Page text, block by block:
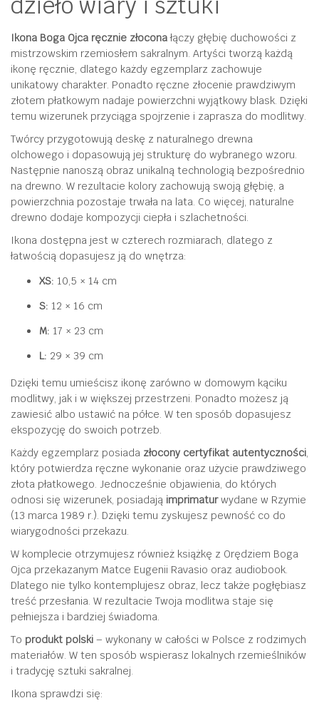
dzieci
(książka
+
CD)
Ikona Boga Ojca ręcznie złoconałączy głębię duchowości z
mistrzowskim rzemiosłem sakralnym. Artyści tworzą każdą
ikonę ręcznie, dlatego każdy egzemplarz zachowuje
unikatowy charakter. Ponadto ręczne złocenie prawdziwym
złotem płatkowym nadaje powierzchni wyjątkowy blask. Dzięki
temu wizerunek przyciąga spojrzenie i zaprasza do modlitwy.
Twórcy przygotowują deskę z naturalnego drewna
olchowego i dopasowują jej strukturę do wybranego wzoru.
Następnie nanoszą obraz unikalną technologią bezpośrednio
na drewno. W rezultacie kolory zachowują swoją głębię, a
powierzchnia pozostaje trwała na lata. Co więcej, naturalne
drewno dodaje kompozycji ciepła i szlachetności.
Ikona dostępna jest w czterech rozmiarach, dlatego z
łatwością dopasujesz ją do wnętrza:
XS: 10,5 × 14 cm
S: 12 × 16 cm
M: 17 × 23 cm
L: 29 × 39 cm
Dzięki temu umieścisz ikonę zarówno w domowym kąciku
modlitwy, jak i w większej przestrzeni. Ponadto możesz ją
zawiesić albo ustawić na półce. W ten sposób dopasujesz
ekspozycję do swoich potrzeb.
Każdy egzemplarz posiada złocony certyfikat autentyczności,
który potwierdza ręczne wykonanie oraz użycie prawdziwego
złota płatkowego. Jednocześnie objawienia, do których
odnosi się wizerunek, posiadają imprimaturwydane w Rzymie
(13 marca 1989 r.). Dzięki temu zyskujesz pewność co do
wiarygodności przekazu.
W komplecie otrzymujesz również książkę z Orędziem Boga
Ojca przekazanym Matce Eugenii Ravasio oraz audiobook.
Dlatego nie tylko kontemplujesz obraz, lecz także pogłębiasz
treść przesłania. W rezultacie Twoja modlitwa staje się
pełniejsza i bardziej świadoma.
To produkt polski – wykonany w całości w Polsce z rodzimych
materiałów. W ten sposób wspierasz lokalnych rzemieślników
i tradycję sztuki sakralnej.
Ikona sprawdzi się: